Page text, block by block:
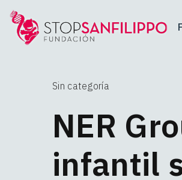
Sin categoría
NER
infantil